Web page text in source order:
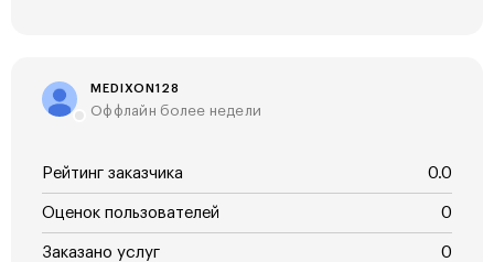
MEDIXON128
Оффлайн более недели
Рейтинг заказчика 0.0
Оценок пользователей 0
Заказано услуг 0